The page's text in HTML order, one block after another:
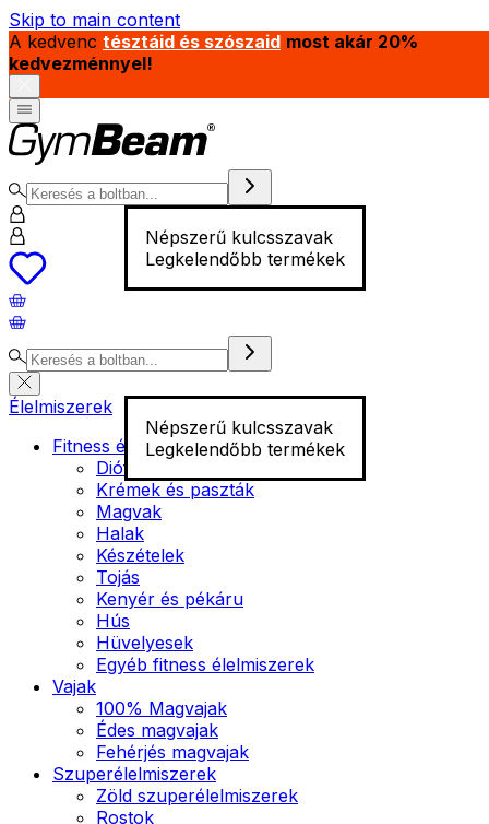
Skip to main content
A kedvenc tésztáid és szószaid most akár 20%
kedvezménnyel!
Népszerű kulcsszavak
Legkelendőbb termékek
Népszerű kulcsszavak
Legkelendőbb termékek
Élelmiszerek
Fitness élelmiszer
Diófélék
Krémek és paszták
Magvak
Halak
Készételek
Tojás
Kenyér és pékáru
Hús
Hüvelyesek
Egyéb fitness élelmiszerek
Vajak
100% Magvajak
Édes magvajak
Fehérjés magvajak
Szuperélelmiszerek
Zöld szuperélelmiszerek
Rostok